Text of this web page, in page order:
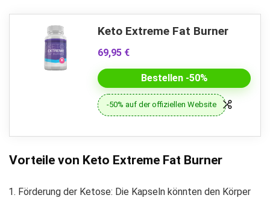
Keto Extreme Fat Burner
69,95 €
Bestellen -50%
-50% auf der offiziellen Website
Vorteile von Keto Extreme Fat Burner
Förderung der Ketose: Die Kapseln könnten den Körper